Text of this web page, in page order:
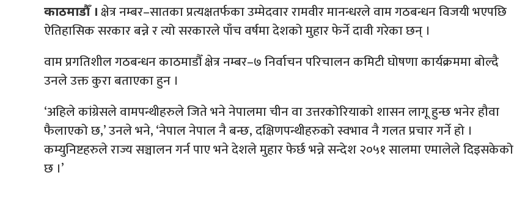
काठमाडौँ । क्षेत्र नम्बर–सातका प्रत्यक्षतर्फका उम्मेदवार रामवीर मानन्धरले वाम गठबन्धन विजयी भएपछि
ऐतिहासिक सरकार बन्ने र त्यो सरकारले पाँच वर्षमा देशको मुहार फेर्ने दावी गरेका छन् ।
वाम प्रगतिशील गठबन्धन काठमाडौँ क्षेत्र नम्बर–७ निर्वाचन परिचालन कमिटी घोषणा कार्यक्रममा बोल्दै
उनले उक्त कुरा बताएका हुन ।
‘अहिले कांग्रेसले वामपन्थीहरुले जिते भने नेपालमा चीन वा उत्तरकोरियाको शासन लागू हुन्छ भनेर हौवा
फैलाएको छ,’ उनले भने, ‘नेपाल नेपाल नै बन्छ, दक्षिणपन्थीहरुको स्वभाव नै गलत प्रचार गर्ने हो ।
कम्युनिष्टहरुले राज्य सञ्चालन गर्न पाए भने देशले मुहार फेर्छ भन्ने सन्देश २०५१ सालमा एमालेले दिइसकेको
छ ।’